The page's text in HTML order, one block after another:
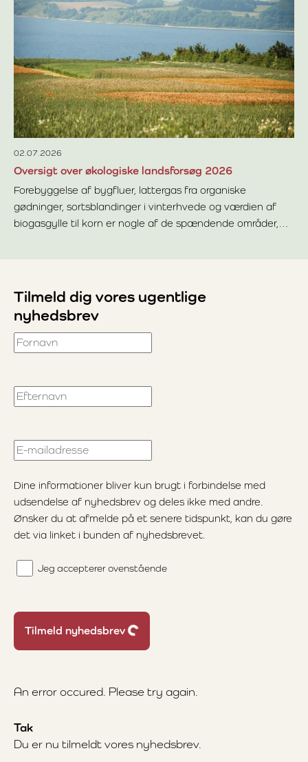
02.07.2026
Oversigt over økologiske landsforsøg 2026
Forebyggelse af bygfluer, lattergas fra organiske
gødninger, sortsblandinger i vinterhvede og værdien af
biogasgylle til korn er nogle af de spændende områder,
Tilmeld dig vores ugentlige
nyhedsbrev
Fornavn
Efternavn
E-mailadresse
Dine informationer bliver kun brugt i forbindelse med
udsendelse af nyhedsbrev og deles ikke med andre.
Ønsker du at afmelde på et senere tidspunkt, kan du gøre
det via linket i bunden af nyhedsbrevet.
Jeg accepterer ovenstående
Tilmeld nyhedsbrevLoading...
An error occured. Please try again.
Tak
Du er nu tilmeldt vores nyhedsbrev.